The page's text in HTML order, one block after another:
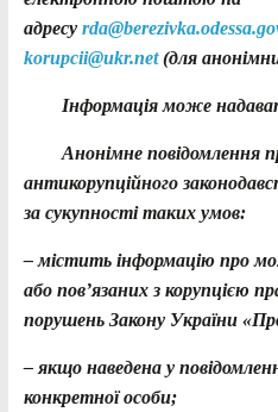
адресу
korupcii@ukr.net(для
Інформація може
Анонімне повідомлення
антикорупційного
за сукупності таких умов:
– містить інформацію про
або пов’язаних з корупцією
порушень Закону України
– якщо наведена у
конкретної особи;